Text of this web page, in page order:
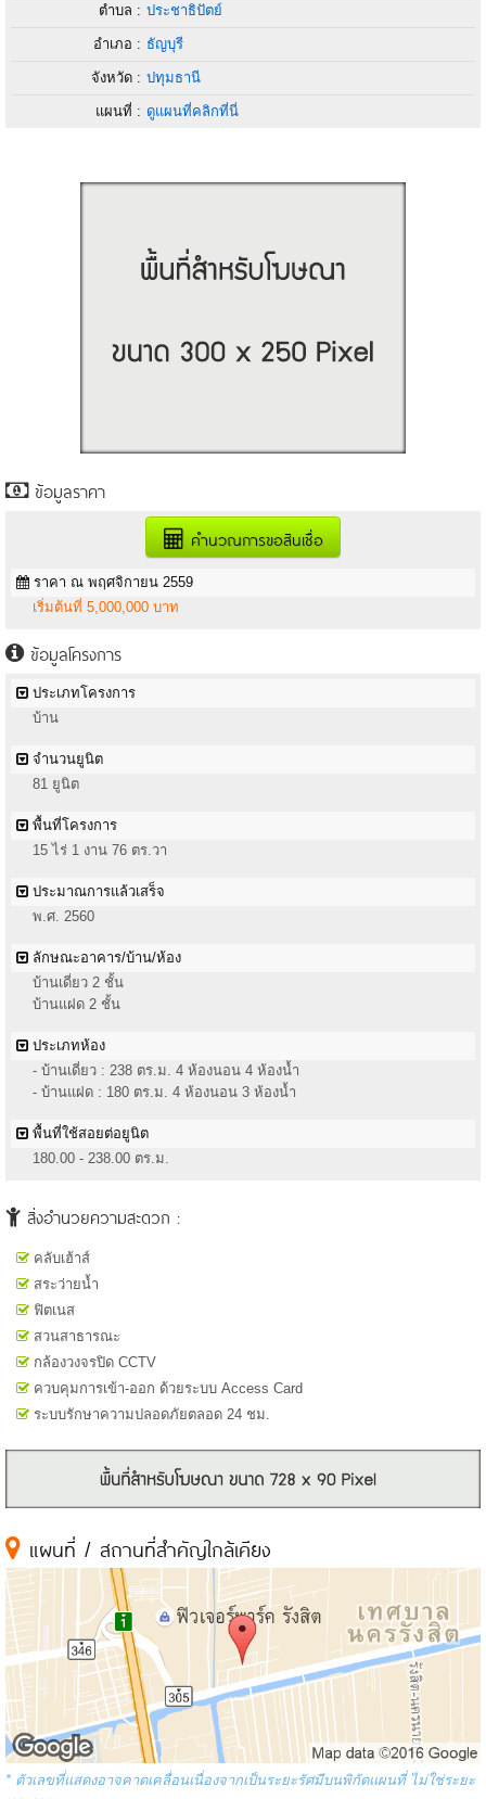
ตำบล : ประชาธิปัตย์
อำเภอ : ธัญบุรี
จังหวัด : ปทุมธานี
แผนที่ : ดูแผนที่คลิกที่นี่
ข้อมูลราคา
คำนวณการขอสินเชื่อ
ราคา ณ พฤศจิกายน 2559
เริ่มต้นที่ 5,000,000 บาท
ข้อมูลโครงการ
ประเภทโครงการ
บ้าน
จำนวนยูนิต
81 ยูนิต
พื้นที่โครงการ
15 ไร่ 1 งาน 76 ตร.วา
ประมาณการแล้วเสร็จ
พ.ศ. 2560
ลักษณะอาคาร/บ้าน/ห้อง
บ้านเดี่ยว 2 ชั้น
บ้านแฝด 2 ชั้น
ประเภทห้อง
- บ้านเดี่ยว : 238 ตร.ม. 4 ห้องนอน 4 ห้องน้ำ
- บ้านแฝด : 180 ตร.ม. 4 ห้องนอน 3 ห้องน้ำ
พื้นที่ใช้สอยต่อยูนิต
180.00 - 238.00 ตร.ม.
สิ่งอำนวยความสะดวก :
คลับเฮ้าส์
สระว่ายน้ำ
ฟิตเนส
สวนสาธารณะ
กล้องวงจรปิด CCTV
ควบคุมการเข้า-ออก ด้วยระบบ Access Card
ระบบรักษาความปลอดภัยตลอด 24 ชม.
แผนที่ / สถานที่สำคัญใกล้เคียง
* ตัวเลขที่แสดงอาจคาดเคลื่อนเนื่องจากเป็นระยะรัศมีบนพิกัดแผนที่ ไม่ใช่ระยะ